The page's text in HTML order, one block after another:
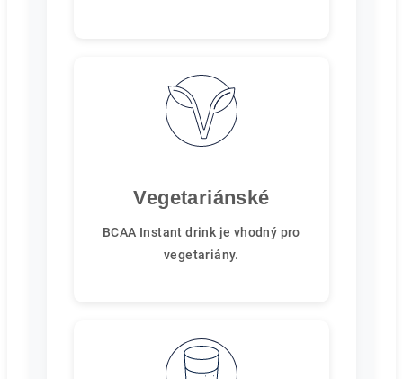
Vegetariánské
BCAA Instant drink je vhodný pro
vegetariány.